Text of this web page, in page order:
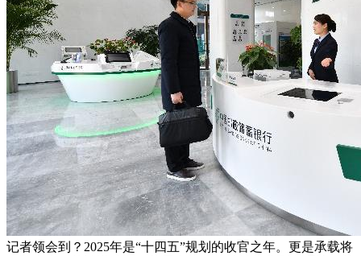
记者领会到？2025年是“十四五”规划的收官之年。更是承载将